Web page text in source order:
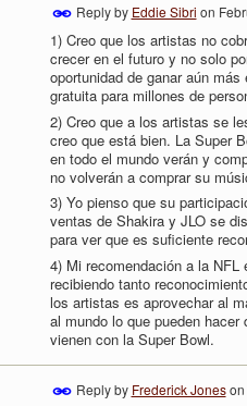
Reply by Eddie Sibri on
1) Creo que los artistas no
crecer en el futuro y no solo
oportunidad de ganar aún
gratuita para millones de
2) Creo que a los artistas se
creo que está bien. La Super
en todo el mundo verán y
no volverán a comprar su
3) Yo pienso que su
ventas de Shakira y JLO se
para ver que es suficiente
4) Mi recomendación a la
recibiendo tanto
los artistas es aprovechar al
al mundo lo que pueden
vienen con la Super Bowl.
Reply by Frederick Joneson